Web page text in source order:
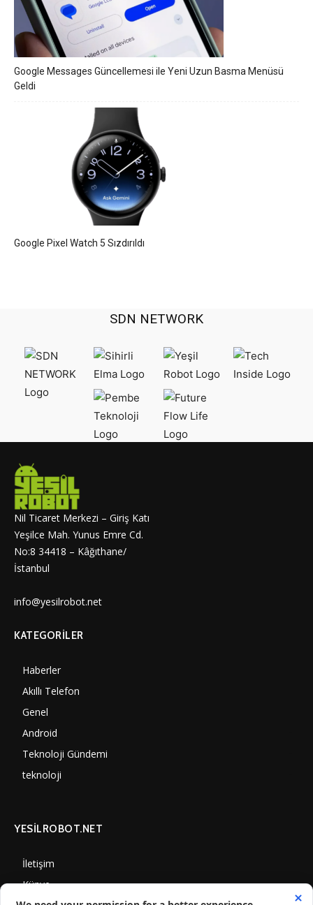
Google Messages Güncellemesi ile Yeni Uzun Basma Menüsü
Geldi
Google Pixel Watch 5 Sızdırıldı
SDN NETWORK
Nil Ticaret Merkezi – Giriş Katı
Yeşilce Mah. Yunus Emre Cd.
No:8 34418 – Kâğıthane/
İstanbul
info@yesilrobot.net
KATEGORILER
Haberler
Akıllı Telefon
Genel
Android
Teknoloji Gündemi
teknoloji
YESİLROBOT.NET
İletişim
Künye